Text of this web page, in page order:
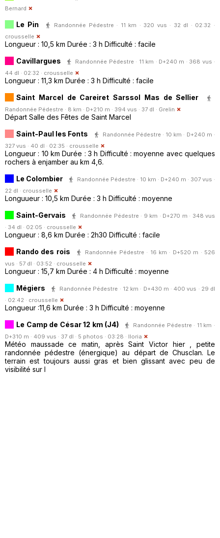
Bernard
Le Pin
Randonnée Pédestre · 11 km · 320 vus · 32 dl · 02:32 ·
crousselle
Longueur : 10,5 km Durée : 3 h Difficulté : facile
Cavillargues
Randonnée Pédestre · 11 km · D+240 m · 368 vus ·
44 dl · 02:32 · crousselle
Longueur : 11,3 km Durée : 3 h Difficulté : facile
Saint Marcel de Careiret Sarssol Mas de Sellier
Randonnée Pédestre · 8 km · D+210 m · 394 vus · 37 dl · Grelin
Départ Salle des Fêtes de Saint Marcel
Saint-Paul les Fonts
Randonnée Pédestre · 10 km · D+240 m ·
327 vus · 40 dl · 02:35 · crousselle
Longueur : 10 km Durée : 3 h Difficulté : moyenne avec quelques
rochers à enjamber au km 4,6.
Le Colombier
Randonnée Pédestre · 10 km · D+240 m · 307 vus ·
22 dl · crousselle
Longuueur : 10,5 km Durée : 3 h Difficulté : moyenne
Saint-Gervais
Randonnée Pédestre · 9 km · D+270 m · 348 vus
· 34 dl · 02:05 · crousselle
Longueur : 8,6 km Durée : 2h30 Difficulté : facile
Rando des rois
Randonnée Pédestre · 16 km · D+520 m · 526
vus · 57 dl · 03:52 · crousselle
Longueur : 15,7 km Durée : 4 h Difficulté : moyenne
Mégiers
Randonnée Pédestre · 12 km · D+430 m · 400 vus · 29 dl
· 02:42 · crousselle
Longueur :11,6 km Durée : 3 h Difficulté : moyenne
Le Camp de César 12 km (J4)
Randonnée Pédestre · 11 km ·
D+310 m · 409 vus · 37 dl · 5 photos · 03:28 · lloria
Météo maussade ce matin, après Saint Victor hier , petite
randonnée pédestre (énergique) au départ de Chusclan. Le
terrain est toujours aussi gras et bien glissant avec peu de
visibilité sur l